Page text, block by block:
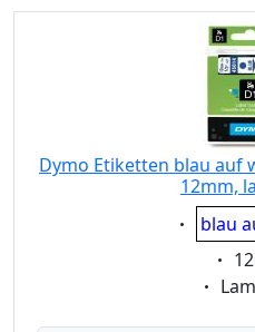
Dymo Etiketten blau auf
12mm,
blau